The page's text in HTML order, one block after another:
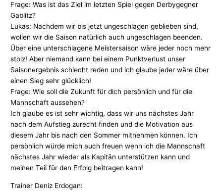
Frage: Was ist das Ziel im letzten Spiel gegen Derbygegner
Gablitz?
Lukas: Nachdem wir bis jetzt ungeschlagen geblieben sind,
wollen wir die Saison natürlich auch ungeschlagen beenden.
Über eine unterschlagene Meistersaison wäre jeder noch mehr
stolz! Aber niemand kann bei einem Punktverlust unser
Saisonergebnis schlecht reden und ich glaube jeder wäre über
einen Sieg sehr glücklich!
Frage: Wie soll die Zukunft für dich persönlich und für die
Mannschaft aussehen?
Ich glaube es ist sehr wichtig, dass wir uns nächstes Jahr
nach dem Aufstieg zurecht finden und die Motivation aus
diesem Jahr bis nach den Sommer mitnehmen können. Ich
persönlich würde mich auch freuen wenn ich die Mannschaft
nächstes Jahr wieder als Kapitän unterstützen kann und
meinen Teil für den Erfolg beitragen kann!
Trainer Deniz Erdogan: